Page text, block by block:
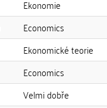
Ekonomie
Economics
Ekonomické teorie
Economics
Velmi dobře